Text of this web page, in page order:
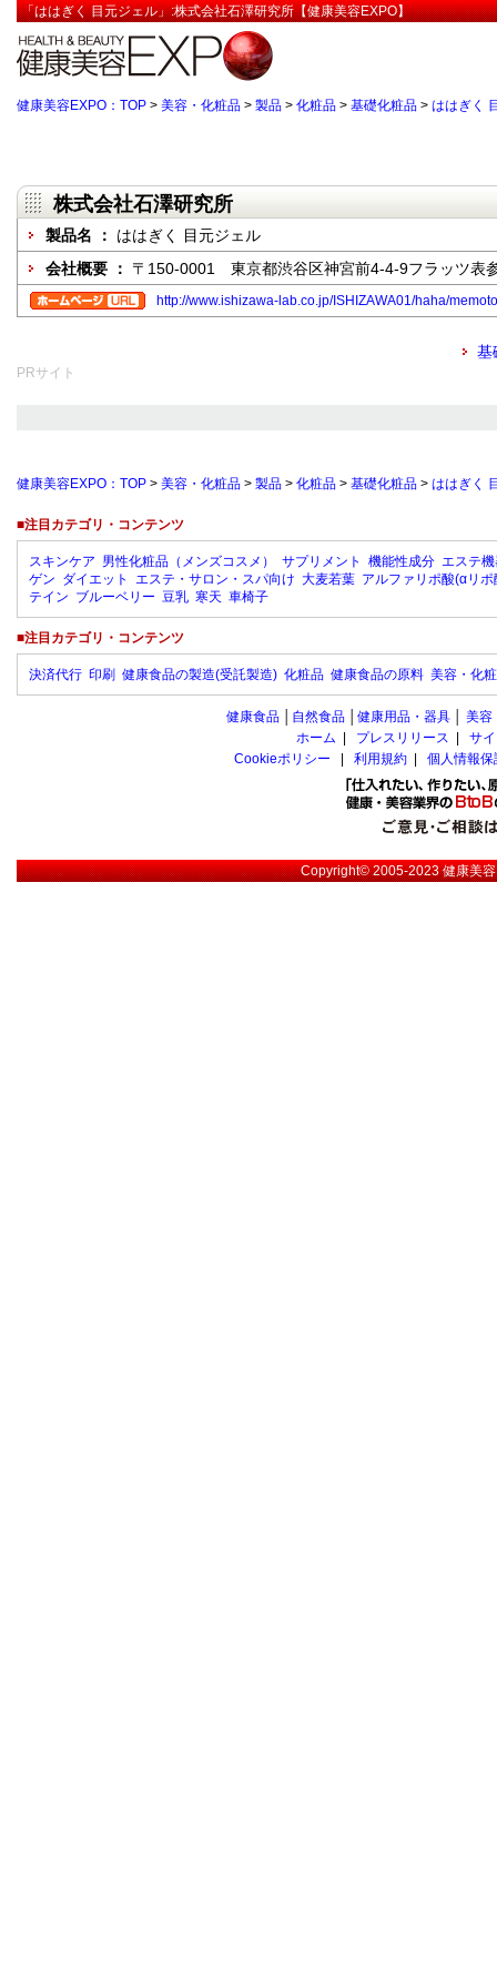
「ははぎく 目元ジェル」:株式会社石澤研究所【健康美容EXPO】
健康美容EXPO：TOP > 美容・化粧品 > 製品 > 化粧品 > 基礎化粧品 > ははぎく
株式会社石澤研究所
製品名 ： ははぎく 目元ジェル
会社概要 ： 〒150-0001 東京都渋谷区神宮前4-4-9フラッツ表
http://www.ishizawa-lab.co.jp/ISHIZAWA01/haha/
基
PRサイト
健康美容EXPO：TOP > 美容・化粧品 > 製品 > 化粧品 > 基礎化粧品 > ははぎく
■注目カテゴリ・コンテンツ
スキンケア 男性化粧品（メンズコスメ） サプリメント 機能性成分 エステ
ゲン ダイエット エステ・サロン・スパ向け 大麦若葉 アルファリポ酸(αリポ
テイン ブルーベリー 豆乳 寒天 車椅子
■注目カテゴリ・コンテンツ
決済代行 印刷 健康食品の製造(受託製造) 化粧品 健康食品の原料 美容・化
健康食品 自然食品 健康用品・器具 美容
ホーム
プレスリリース
サ
Cookieポリシー
利用規約 個人情報
Copyright© 2005-2023健康美